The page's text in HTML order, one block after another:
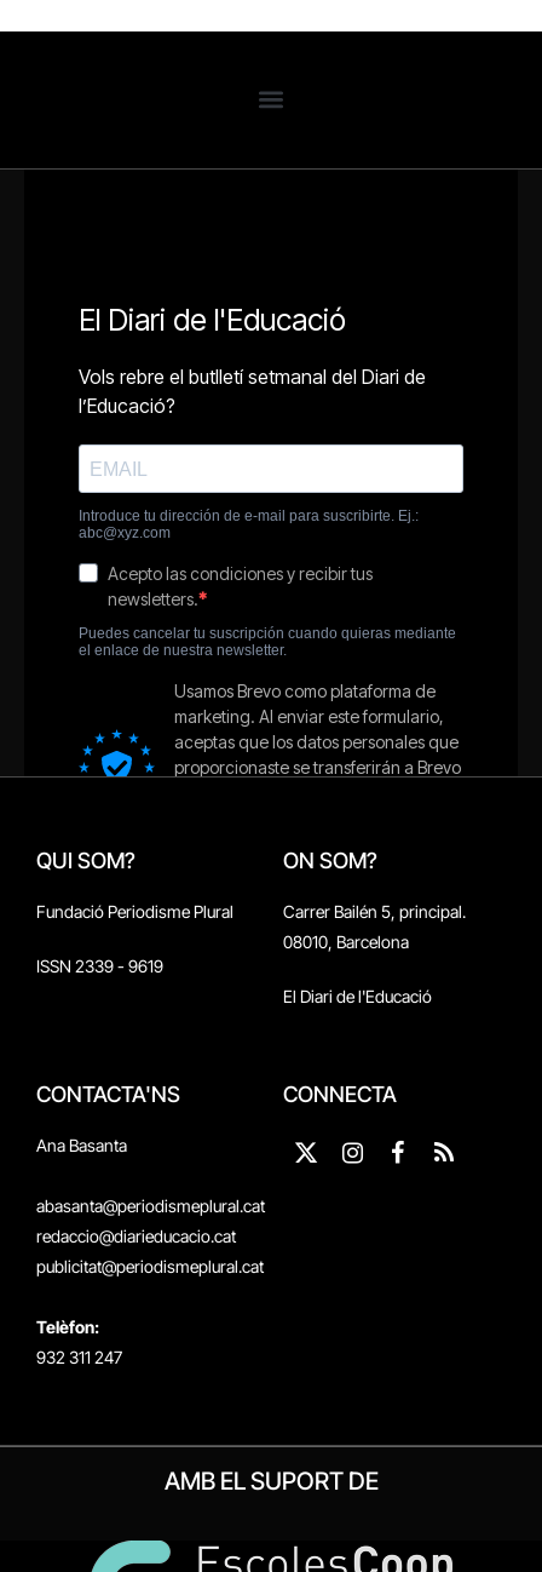
QUI SOM?
Fundació Periodisme Plural
ISSN 2339 - 9619
ON SOM?
Carrer Bailén 5, principal.
08010, Barcelona
El Diari de l'Educació
CONTACTA'NS
Ana Basanta
abasanta@periodismeplural.cat
redaccio@diarieducacio.cat
publicitat@periodismeplural.cat
Telèfon:
932 311 247
CONNECTA
X
Instagram
Facebook
RSS
AMB EL SUPORT DE